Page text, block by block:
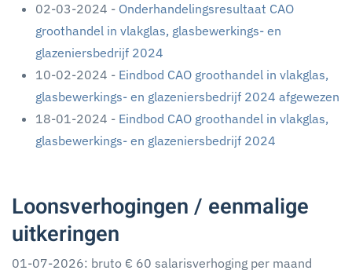
02-03-2024 - Onderhandelingsresultaat CAO
groothandel in vlakglas, glasbewerkings- en
glazeniersbedrijf 2024
10-02-2024 - Eindbod CAO groothandel in vlakglas,
glasbewerkings- en glazeniersbedrijf 2024 afgewezen
18-01-2024 - Eindbod CAO groothandel in vlakglas,
glasbewerkings- en glazeniersbedrijf 2024
Loonsverhogingen / eenmalige
uitkeringen
01-07-2026: bruto € 60 salarisverhoging per maand